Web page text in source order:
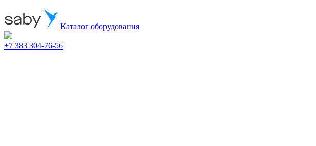
Каталог оборудования
+7 383 304-76-56